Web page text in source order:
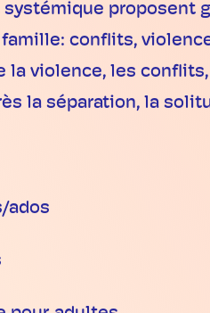
proposent
conflits,
violence, les
la séparation, la
ados